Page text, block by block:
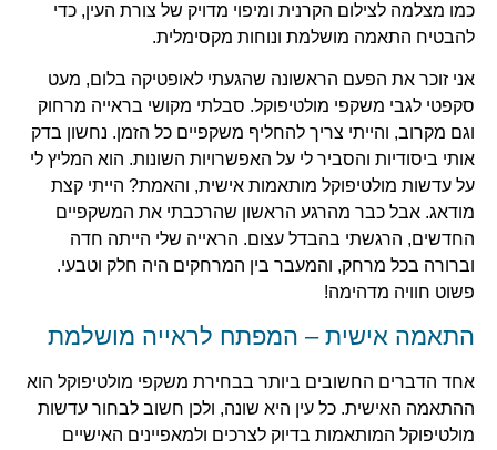
כמו מצלמה לצילום הקרנית ומיפוי מדויק של צורת העין, כדי
להבטיח התאמה מושלמת ונוחות מקסימלית.
אני זוכר את הפעם הראשונה שהגעתי לאופטיקה בלום, מעט
סקפטי לגבי משקפי מולטיפוקל. סבלתי מקושי בראייה מרחוק
וגם מקרוב, והייתי צריך להחליף משקפיים כל הזמן. נחשון בדק
אותי ביסודיות והסביר לי על האפשרויות השונות. הוא המליץ לי
על עדשות מולטיפוקל מותאמות אישית, והאמת? הייתי קצת
מודאג. אבל כבר מהרגע הראשון שהרכבתי את המשקפיים
החדשים, הרגשתי בהבדל עצום. הראייה שלי הייתה חדה
וברורה בכל מרחק, והמעבר בין המרחקים היה חלק וטבעי.
פשוט חוויה מדהימה!
התאמה אישית – המפתח לראייה מושלמת
אחד הדברים החשובים ביותר בבחירת משקפי מולטיפוקל הוא
ההתאמה האישית. כל עין היא שונה, ולכן חשוב לבחור עדשות
מולטיפוקל המותאמות בדיוק לצרכים ולמאפיינים האישיים